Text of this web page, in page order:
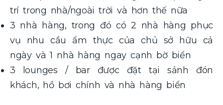
trí trong nhà/ngoài trời và hơn thế nữa
3 nhà hàng, trong đó có 2 nhà hàng phục
vụ nhu cầu ẩm thực của chủ sở hữu cả
ngày và 1 nhà hàng ngay cạnh bờ biển
3 lounges / bar được đặt tại sảnh đón
khách, hồ bơi chính và nhà hàng biển